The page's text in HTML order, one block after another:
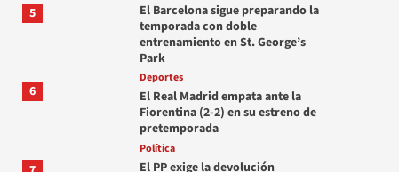
5
El Barcelona sigue preparando la
temporada con doble
entrenamiento en St. George’s
Park
6
Deportes
El Real Madrid empata ante la
Fiorentina (2-2) en su estreno de
pretemporada
Política
El PP exige la devolución